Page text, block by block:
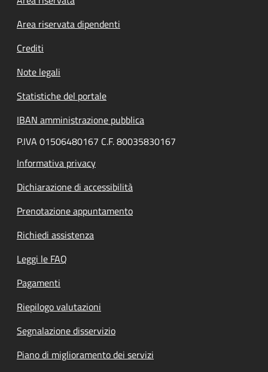
Area riservata dipendenti
Crediti
Note legali
Statistiche del portale
IBAN amministrazione pubblica
P.IVA 01506480167 C.F. 80035830167
Informativa privacy
Dichiarazione di accessibilità
Prenotazione appuntamento
Richiedi assistenza
Leggi le FAQ
Pagamenti
Riepilogo valutazioni
Segnalazione disservizio
Piano di miglioramento dei servizi